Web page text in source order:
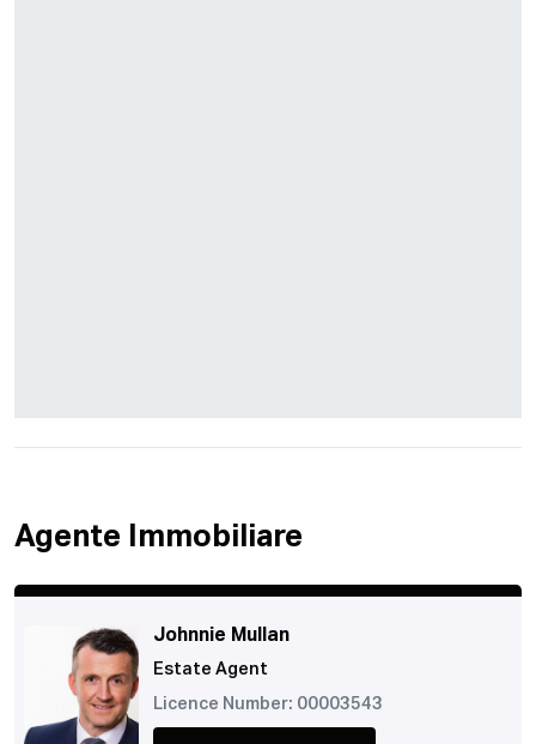
Agente Immobiliare
Johnnie Mullan
Estate Agent
Licence Number: 00003543